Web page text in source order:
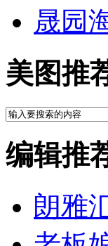
晟园
美图推
编辑推
朗雅